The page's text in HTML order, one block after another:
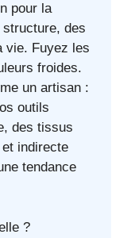
pour la
des
vie. Fuyez les
froides.
un artisan :
outils
des tissus
indirecte
tendance
?